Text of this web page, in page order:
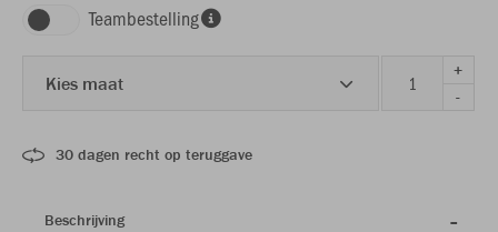
Teambestelling
Kies maat
+
-
30 dagen recht op teruggave
Beschrijving